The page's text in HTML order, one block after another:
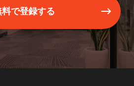
料で登録する